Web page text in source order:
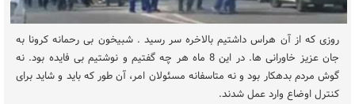
روزی که از آن هراس داشتیم بالاخره سر رسید . شبیخون بی رحمانه کرونا به
جان عزیز خاورانی ها. در این 8 ماه هر چه گفتیم و نوشتیم بی فایده بود. نه
گوش مردم بدهکار بود و نه متاسفانه مسئولان امر، آن طور که باید و شاید برای
کنترل اوضاع وارد عمل شدند.